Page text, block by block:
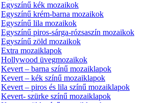
Egyszínű kék mozaikok
Egyszínű krém-barna mozaikok
Egyszínű lila mozaikok
Egyszínű piros-sárga-rózsaszín mozaikok
Egyszínű zöld mozaikok
Extra mozaiklapok
Hollywood üvegmozaikok
Kevert – barna színű mozaiklapok
Kevert – kék színű mozaiklapok
Kevert – piros és lila színű mozaiklapok
Kevert- szürke színű mozaiklapok